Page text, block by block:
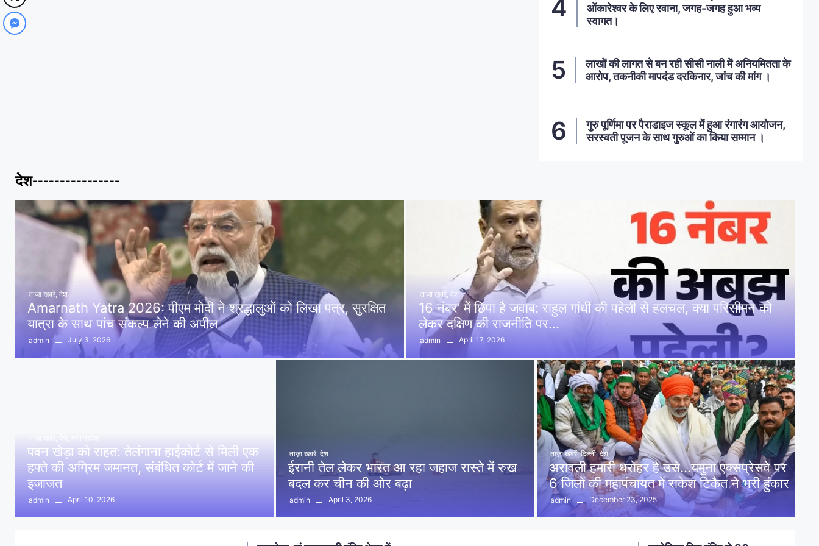
ओंकारेश्वर के लिए रवाना, जगह-जगह हुआ भव्य
स्वागत।
लाखों की लागत से बन रही सीसी नाली में अनियमितता के
आरोप, तकनीकी मापदंड दरकिनार, जांच की मांग ।
गुरु पूर्णिमा पर पैराडाइज स्कूल में हुआ रंगारंग आयोजन,
सरस्वती पूजन के साथ गुरुओं का किया सम्मान ।
देश----------------
ताज़ा खबरें देश
Amarnath Yatra 2026: पीएम मोदी ने श्रद्धालुओं को लिखा पत्र, सुरक्षित
यात्रा के साथ पांच संकल्प लेने की अपील
admin July 3, 2026
ताज़ा खबरें देश
16 नंबर’ में छिपा है जवाब: राहुल गांधी की पहेली से हलचल, क्या परिसीमन को
लेकर दक्षिण की राजनीति पर…
admin April 17, 2026
पवन खेड़ा को राहत: तेलंगाना हाईकोर्ट से मिली एक
हफ्ते की अग्रिम जमानत, संबंधित कोर्ट में जाने की
इजाजत
admin April 10, 2026
ताज़ा खबरें, देश
ईरानी तेल लेकर भारत आ रहा जहाज रास्ते में रुख
बदल कर चीन की ओर बढ़ा
admin April 3, 2026
ताज़ा खबरें, दिल्ली, देश
अरावली हमारी धरोहर है उसे…यमुना एक्सप्रेसवे पर
6 जिलों की महापंचायत में राकेश टिकैत ने भरी हुंकार
admin December 23, 2025